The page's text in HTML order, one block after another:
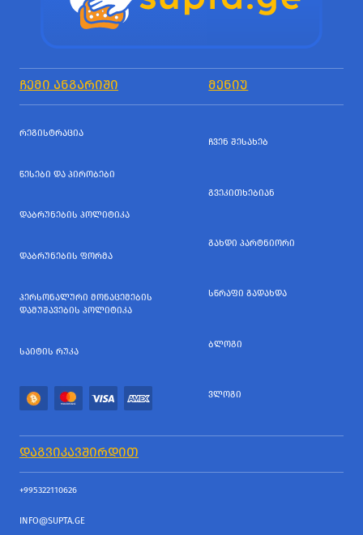
ᲩᲔᲛᲘ ᲐᲜᲒᲐᲠᲘᲨᲘ ᲛᲔᲜᲘᲣ
ᲠᲔᲒᲘᲡᲢᲠᲐᲪᲘᲐ
ᲬᲔᲡᲔᲑᲘ ᲓᲐ ᲞᲘᲠᲝᲑᲔᲑᲘ
ᲓᲐᲑᲠᲣᲜᲔᲑᲘᲡ ᲞᲝᲚᲘᲢᲘᲙᲐ
ᲓᲐᲑᲠᲣᲜᲔᲑᲘᲡ ᲤᲝᲠᲛᲐ
ᲞᲔᲠᲡᲝᲜᲐᲚᲣᲠᲘ ᲛᲝᲜᲐᲪᲔᲛᲔᲑᲘᲡ
ᲓᲐᲛᲣᲨᲐᲕᲔᲑᲘᲡ ᲞᲝᲚᲘᲢᲘᲙᲐ
ᲡᲐᲘᲢᲘᲡ ᲠᲣᲙᲐ
ᲩᲕᲔᲜ ᲨᲔᲡᲐᲮᲔᲑ
ᲒᲕᲔᲙᲘᲗᲮᲔᲑᲘᲐᲜ
ᲒᲐᲮᲓᲘ ᲞᲐᲠᲢᲜᲘᲝᲠᲘ
ᲡᲬᲠᲐᲤᲘ ᲒᲐᲓᲐᲮᲓᲐ
ᲑᲚᲝᲒᲘ
ᲕᲚᲝᲒᲘ
ᲓᲐᲒᲕᲘᲙᲐᲕᲨᲘᲠᲓᲘᲗ
+995322110626
INFO@SUPTA.GE